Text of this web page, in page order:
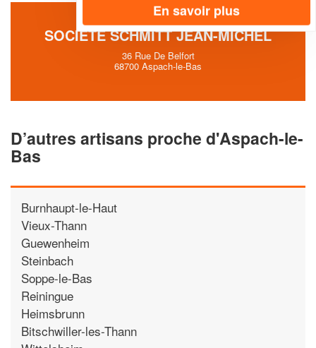
SOCIÉTÉ SCHMITT JEAN-MICHEL
36 Rue De Belfort
68700 Aspach-le-Bas
D’autres artisans proche d'Aspach-le-
Bas
Burnhaupt-le-Haut
Vieux-Thann
Guewenheim
Steinbach
Soppe-le-Bas
Reiningue
Heimsbrunn
Bitschwiller-les-Thann
En savoir plus